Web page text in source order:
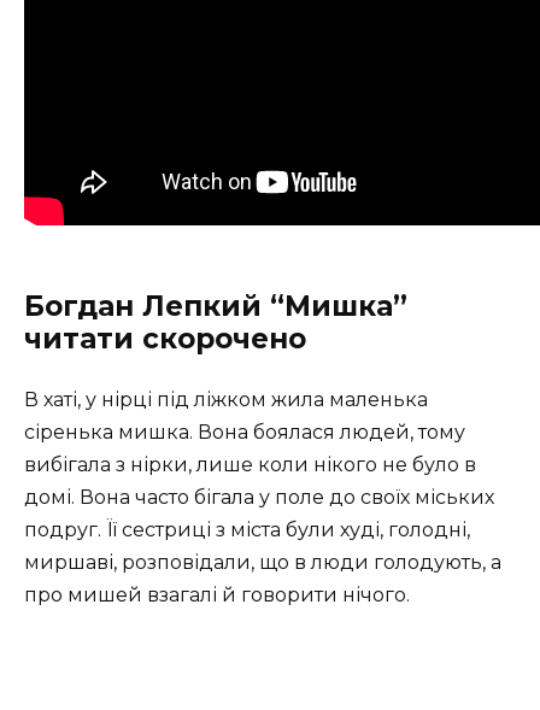
Богдан Лепкий “Мишка”
читати скорочено
В хаті, у нірці під ліжком жила маленька
сіренька мишка. Вона боялася людей, тому
вибігала з нірки, лише коли нікого не було в
домі. Вона часто бігала у поле до своїх міських
подруг. Її сестриці з міста були худі, голодні,
миршаві, розповідали, що в люди голодують, а
про мишей взагалі й говорити нічого.